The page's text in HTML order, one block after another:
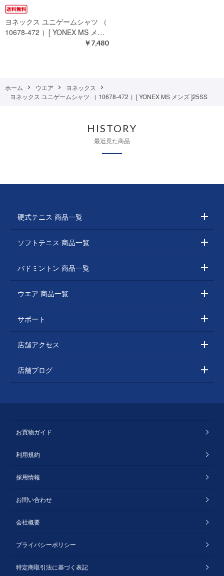
ヨネックス ユニゲームシャツ （
10678-472 ）[ YONEX MS メ…
￥7,480
ホーム ウエア
ヨネックス
ヨネックス ユニゲームシャツ （ 10678-472 ）[ YONEX MS メンズ ]25SS
HISTORY
最近見た商品
硬式テニス 商品一覧
ソフトテニス 商品一覧
バドミントン 商品一覧
ウエア 商品一覧
サポート
店舗アクセス
店舗ブログ
お買物ガイド
利用規約
採用情報
お問い合わせ
会社概要
プライバシーポリシー
特定商取引法に基づく表記